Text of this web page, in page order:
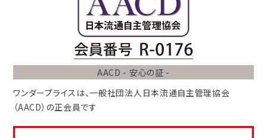
AACD - 安心の証 -
ワンダープライスは、一般社団法人 日本流通自主管理協会
（AACD） の正会員です